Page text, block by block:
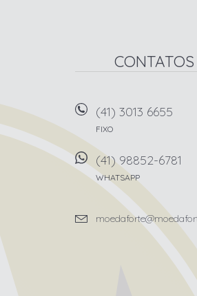
CONTATOS
(41) 3013 6655
FIXO
(41) 98852-6781
WHATSAPP